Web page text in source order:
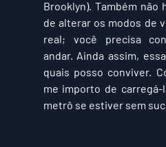
Brooklyn). Também não
de alterar os modos de
real; você precisa
andar. Ainda assim,
quais posso conviver.
me importo de
metrô se estiver sem